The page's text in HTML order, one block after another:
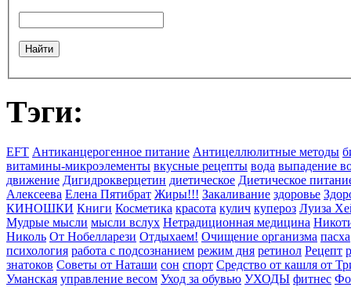
Тэги:
EFT Антиканцерогенное питание Антицеллюлитные методы
витамины-микроэлементы вкусные рецепты вода выпадение
движение Дигидрокверцетин диетическое Диетическое
Алексеева Елена Пятибрат Жиры!!! Закаливание здоровье
КИНОШКИ Книги Косметика красота кулич купероз Луиза
Мудрые мысли мысли вслух Нетрадиционная медицина
Николь От Нобелларези Отдыхаем! Очищение организма пасха
психология работа с подсознанием режим дня ретинол Рецепт
знатоков Советы от Наташи сон спорт Средство от кашля от
Уманская управление весом Уход за обувью УХОДЫ фитнес